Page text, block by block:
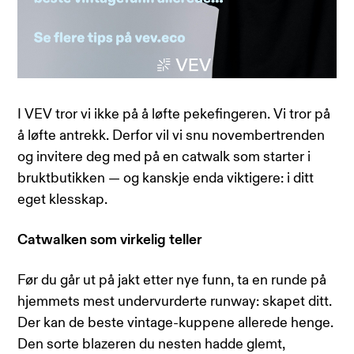
I VEV tror vi ikke på å løfte pekefingeren. Vi tror på
å løfte antrekk. Derfor vil vi snu novembertrenden
og invitere deg med på en catwalk som starter i
bruktbutikken — og kanskje enda viktigere: i ditt
eget klesskap.
Catwalken som virkelig teller
Før du går ut på jakt etter nye funn, ta en runde på
hjemmets mest undervurderte runway: skapet ditt.
Der kan de beste vintage-kuppene allerede henge.
Den sorte blazeren du nesten hadde glemt,